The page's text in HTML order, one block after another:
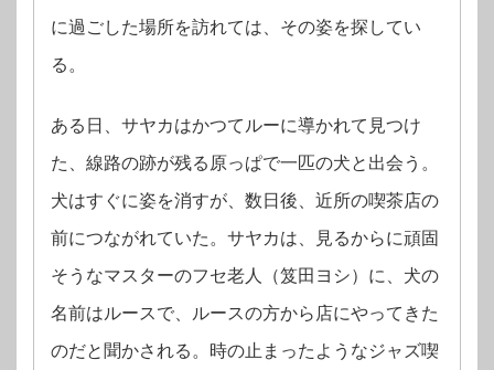
に過ごした場所を訪れては、その姿を探してい
る。
ある日、サヤカはかつてルーに導かれて見つけ
た、線路の跡が残る原っぱで一匹の犬と出会う。
犬はすぐに姿を消すが、数日後、近所の喫茶店の
前につながれていた。サヤカは、見るからに頑固
そうなマスターのフセ老人（笈田ヨシ）に、犬の
名前はルースで、ルースの方から店にやってきた
のだと聞かされる。時の止まったようなジャズ喫